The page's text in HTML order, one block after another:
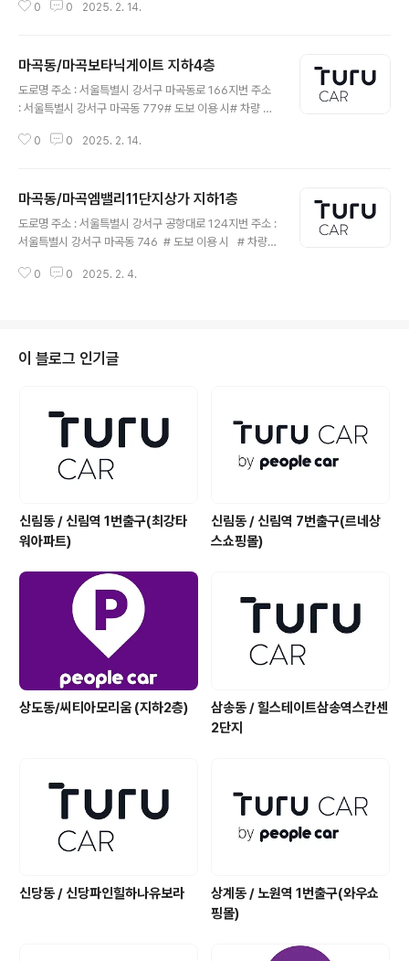
0 0 2025. 2. 14.
마곡동/마곡보타닉게이트 지하4층
도로명 주소 : 서울특별시 강서구 마곡동로 166지번 주소
: 서울특별시 강서구 마곡동 779# 도보 이용 시# 차량 이
0 0 2025. 2. 14.
마곡동/마곡엠밸리11단지상가 지하1층
도로명 주소 : 서울특별시 강서구 공항대로 124지번 주소 :
서울특별시 강서구 마곡동 746 # 도보 이용 시 # 차량
0 0 2025. 2. 4.
이 블로그 인기글
신림동 / 신림역 1번출구(최강타
워아파트)
신림동 / 신림역 7번출구(르네상
스쇼핑몰)
상도동/씨티아모리움 (지하2층)
삼송동 / 힐스테이트삼송역스칸센
2단지
신당동 / 신당파인힐하나유보라
상계동 / 노원역 1번출구(와우쇼
핑몰)